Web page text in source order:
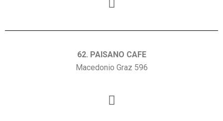
62. PAISANO CAFE
Macedonio Graz 596